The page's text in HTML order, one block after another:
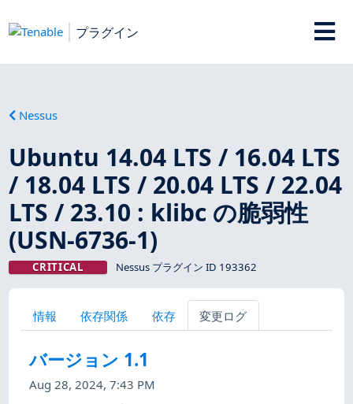
プラグイン
Nessus
Ubuntu 14.04 LTS / 16.04 LTS
/ 18.04 LTS / 20.04 LTS / 22.04
LTS / 23.10 : klibc の脆弱性
(USN-6736-1)
CRITICAL Nessus プラグイン ID 193362
情報 依存関係 依存 変更ログ
バージョン 1.1
Aug 28, 2024, 7:43 PM